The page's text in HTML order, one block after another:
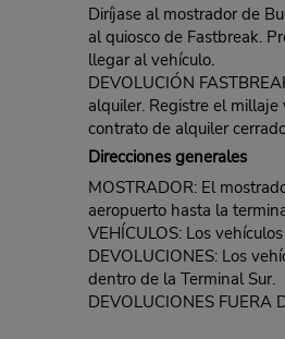
Diríjase al mostrador de
al quiosco de Fastbreak.
llegar al vehículo.
DEVOLUCIÓN
alquiler. Registre el
contrato de alquiler
Direcciones generales
MOSTRADOR: El
aeropuerto hasta la
VEHÍCULOS: Los
DEVOLUCIONES: Los
dentro de la Terminal Sur.
DEVOLUCIONES FUERA